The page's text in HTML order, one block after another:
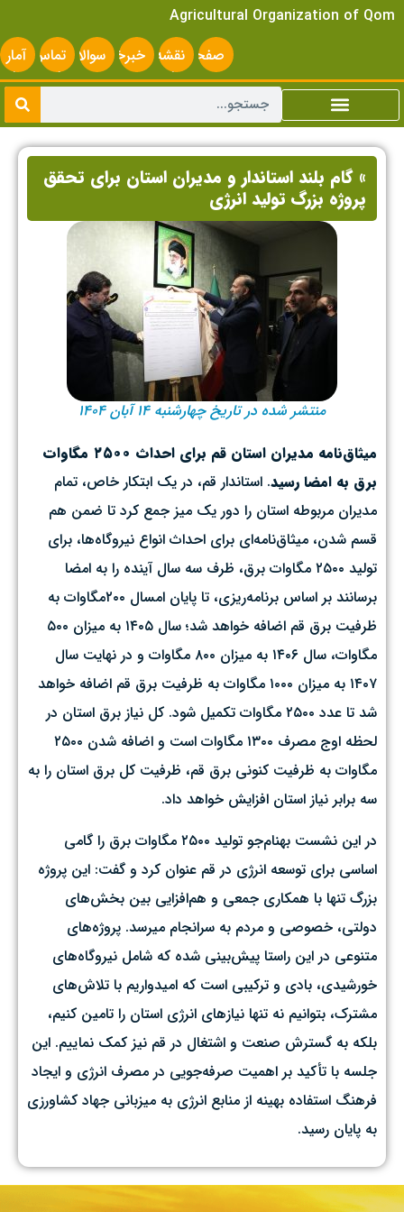
Agricultural Organization of Qom
صفحه
اصلی
نقشه
سایت
خبرخوانسوالات
متداول
تماس
با ما
آمار
» گام بلند استاندار و مدیران استان برای تحقق
پروژه بزرگ تولید انرژی
منتشر شده در تاریخ چهارشنبه ۱۴ آبان ۱۴۰۴
میثاق‌نامه مدیران استان قم برای احداث ۲۵۰۰ مگاوات
برق به امضا رسید. استاندار قم، در یک ابتکار خاص، تمام
مدیران مربوطه استان را دور یک میز جمع کرد تا ضمن هم
قسم شدن، میثاق‌نامه‌ای برای احداث انواع نیروگاه‌ها، برای
تولید ۲۵۰۰ مگاوات برق، ظرف سه سال آینده را به امضا
برسانند بر اساس برنامه‌ریزی، تا پایان امسال ۲۰۰مگاوات به
ظرفیت برق قم اضافه خواهد شد؛ سال ۱۴۰۵ به میزان ۵۰۰
مگاوات، سال ۱۴۰۶ به میزان ۸۰۰ مگاوات و در نهایت سال
۱۴۰۷ به میزان ۱۰۰۰ مگاوات به ظرفیت برق قم اضافه خواهد
شد تا عدد ۲۵۰۰ مگاوات تکمیل شود. کل نیاز برق استان در
لحظه اوج مصرف ۱۳۰۰ مگاوات است و اضافه شدن ۲۵۰۰
مگاوات به ظرفیت کنونی برق قم، ظرفیت کل برق استان را به
سه برابر نیاز استان افزایش خواهد داد.
در این نشست بهنام‌جو تولید ۲۵۰۰ مگاوات برق را گامی
اساسی برای توسعه انرژی در قم عنوان کرد و گفت: این پروژه
بزرگ تنها با همکاری جمعی و هم‌افزایی بین بخش‌های
دولتی، خصوصی و مردم به سرانجام میرسد. پروژه‌های
متنوعی در این راستا پیش‌بینی شده که شامل نیروگاه‌های
خورشیدی، بادی و ترکیبی است که امیدواریم با تلاش‌های
مشترک، بتوانیم نه تنها نیازهای انرژی استان را تامین کنیم،
بلکه به گسترش صنعت و اشتغال در قم نیز کمک نماییم. این
جلسه با تأکید بر اهمیت صرفه‌جویی در مصرف انرژی و ایجاد
فرهنگ استفاده بهینه از منابع انرژی به میزبانی جهاد کشاورزی
به پایان رسید.